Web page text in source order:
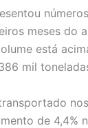
meses do
está
mil
de 4,4%